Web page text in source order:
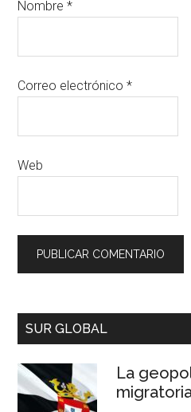
Nombre*
Correo electrónico*
Web
SUR GLOBAL
La